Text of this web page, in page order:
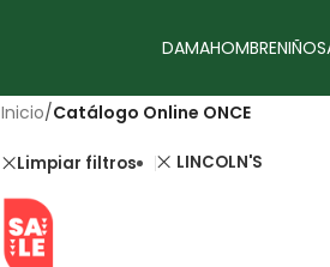
DAMAHOMBRENIÑOS
Inicio/Catálogo Online ONCE
Limpiar filtros LINCOLN'S